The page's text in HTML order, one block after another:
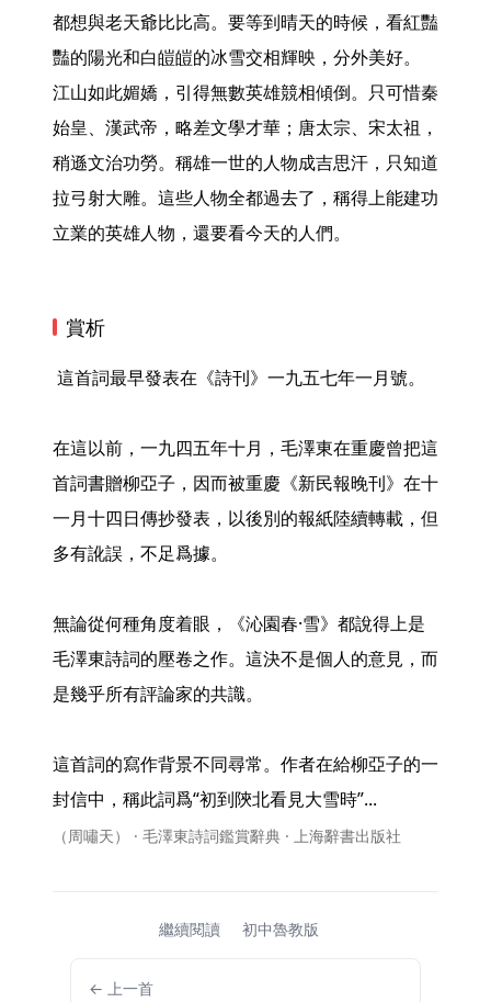
都想與老天爺比比高。要等到晴天的時候，看紅豔
豔的陽光和白皚皚的冰雪交相輝映，分外美好。
江山如此媚嬌，引得無數英雄競相傾倒。只可惜秦
始皇、漢武帝，略差文學才華；唐太宗、宋太祖，
稍遜文治功勞。稱雄一世的人物成吉思汗，只知道
拉弓射大雕。這些人物全都過去了，稱得上能建功
立業的英雄人物，還要看今天的人們。
賞析
在這以前，一九四五年十月，毛澤東在重慶曾把這
首詞書贈柳亞子，因而被重慶《新民報晚刊》在十
一月十四日傳抄發表，以後別的報紙陸續轉載，但
多有訛誤，不足爲據。
無論從何種角度着眼，《沁園春·雪》都說得上是
毛澤東詩詞的壓卷之作。這決不是個人的意見，而
是幾乎所有評論家的共識。
這首詞的寫作背景不同尋常。作者在給柳亞子的一
封信中，稱此詞爲“初到陝北看見大雪時”...
（周嘯天） · 毛澤東詩詞鑑賞辭典 · 上海辭書出版社
繼續閱讀 初中魯教版
← 上一首